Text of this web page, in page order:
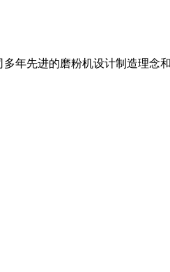
年先进的磨粉机设计制造理念